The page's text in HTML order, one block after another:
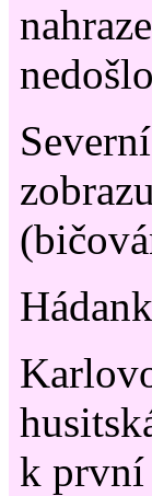
k první